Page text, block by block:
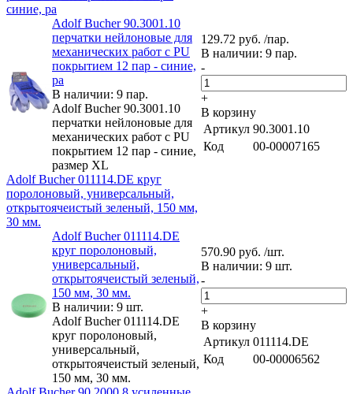
синие, ра
Adolf Bucher 90.3001.10
перчатки нейлоновые для
механических работ с PU
покрытием 12 пар - синие,
ра
В наличии: 9 пар.
Adolf Bucher 90.3001.10
перчатки нейлоновые для
механических работ с PU
покрытием 12 пар - синие,
размер XL
129.72 руб. /пар.
В наличии: 9 пар.
-
+
В корзину
Артикул 90.3001.10
Код
00-00007165
Adolf Bucher 011114.DE круг
поролоновый, универсальный,
открытоячеистый зеленый, 150 мм,
30 мм.
Adolf Bucher 011114.DE
круг поролоновый,
универсальный,
открытоячеистый зеленый,
150 мм, 30 мм.
В наличии: 9 шт.
Adolf Bucher 011114.DE
круг поролоновый,
универсальный,
открытоячеистый зеленый,
150 мм, 30 мм.
570.90 руб. /шт.
В наличии: 9 шт.
-
+
В корзину
Артикул 011114.DE
Код
00-00006562